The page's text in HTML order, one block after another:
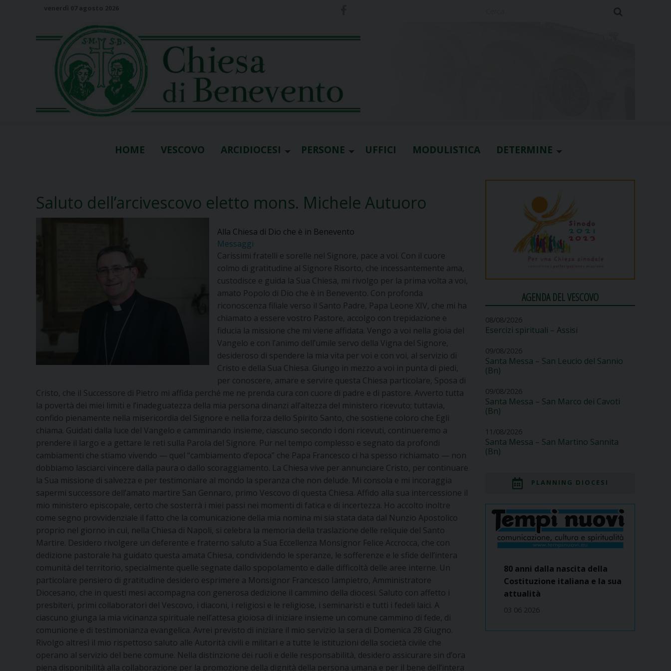
HOME VESCOVO ARCIDIOCESI PERSONE UFFICI MODULISTICA DETERMINE
Saluto dell’arcivescovo eletto mons. Michele Autuoro
Alla Chiesa di Dio che è in Benevento
Messaggi
Carissimi fratelli e sorelle nel Signore, pace a voi. Con il cuore
colmo di gratitudine al Signore Risorto, che incessantemente ama,
custodisce e guida la Sua Chiesa, mi rivolgo per la prima volta a voi,
amato Popolo di Dio che è in Benevento. Con profonda
riconoscenza filiale verso il Santo Padre, Papa Leone XIV, che mi ha
chiamato a essere vostro Pastore, accolgo con trepidazione e
fiducia la missione che mi viene affidata. Vengo a voi nella gioia del
Vangelo e con l’animo dell’umile servo della Vigna del Signore,
desideroso di spendere la mia vita per voi e con voi, al servizio di
Cristo e della Sua Chiesa. Giungo in mezzo a voi in punta di piedi,
per conoscere, amare e servire questa Chiesa particolare, Sposa di
Cristo, che il Successore di Pietro mi affida perché me ne prenda cura con cuore di padre e di pastore. Avverto tutta
la povertà dei miei limiti e l’inadeguatezza della mia persona dinanzi all’altezza del ministero ricevuto; tuttavia,
confido pienamente nella misericordia del Signore e nella forza dello Spirito Santo, che sostiene coloro che Egli
chiama. Guidati dalla luce del Vangelo e camminando insieme, ciascuno secondo i doni ricevuti, continueremo a
prendere il largo e a gettare le reti sulla Parola del Signore. Pur nel tempo complesso e segnato da profondi
cambiamenti che stiamo vivendo — quel “cambiamento d’epoca” che Papa Francesco ci ha spesso richiamato — non
dobbiamo lasciarci vincere dalla paura o dallo scoraggiamento. La Chiesa vive per annunciare Cristo, per continuare
la Sua missione di salvezza e per testimoniare al mondo la speranza che non delude. Mi consola e mi incoraggia
sapermi successore dell’amato martire San Gennaro, primo Vescovo di questa Chiesa. Affido alla sua intercessione il
mio ministero episcopale, certo che sosterrà i miei passi nei momenti di fatica e di incertezza. Ho accolto inoltre
come segno provvidenziale il fatto che la comunicazione della mia nomina mi sia stata data dal Nunzio Apostolico
proprio nel giorno in cui, nella Chiesa di Napoli, si celebra la memoria della traslazione delle reliquie del Santo
Martire. Desidero rivolgere un deferente e fraterno saluto a Sua Eccellenza Monsignor Felice Accrocca, che con
dedizione pastorale ha guidato questa amata Chiesa, condividendo le speranze, le sofferenze e le sfide dell’intera
comunità del territorio, specialmente quelle segnate dallo spopolamento e dalle difficoltà delle aree interne. Un
particolare pensiero di gratitudine desidero esprimere a Monsignor Francesco Iampietro, Amministratore
Diocesano, che in questi mesi accompagna con generosa dedizione il cammino della diocesi. Saluto con affetto i
presbiteri, primi collaboratori del Vescovo, i diaconi, i religiosi e le religiose, i seminaristi e tutti i fedeli laici. A
ciascuno giunga la mia vicinanza spirituale nell’attesa gioiosa di iniziare insieme un comune cammino di fede, di
comunione e di testimonianza evangelica. Avrei previsto di iniziare il mio servizio la sera di Domenica 28 Giugno.
Rivolgo altresì il mio rispettoso saluto alle Autorità civili e militari e a tutte le istituzioni della società civile che
operano al servizio del bene comune. Nella distinzione dei ruoli e delle responsabilità, desidero assicurare sin d’ora
piena disponibilità alla collaborazione per la promozione della dignità della persona umana e per il bene dell’intera
AGENDA DEL VESCOVO
08/08/2026
Esercizi spirituali – Assisi
09/08/2026
Santa Messa – San Leucio del Sannio
(Bn)
09/08/2026
Santa Messa – San Marco dei Cavoti
(Bn)
11/08/2026
Santa Messa – San Martino Sannita
(Bn)
PLANNING DIOCESI
80 anni dalla nascita della
Costituzione italiana e la sua
attualità
03 06 2026